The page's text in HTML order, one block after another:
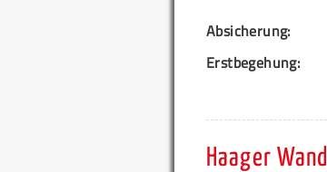
Absicherung:
Erstbegehung:
Haager Wand